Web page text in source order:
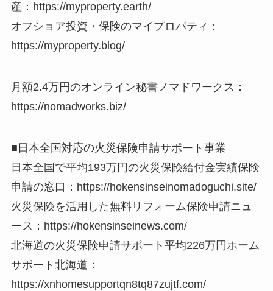
産：https://myproperty.earth/
オフショア投資・保険のマイプロパティ：
https://myproperty.blog/
月額2.4万円のオンライン秘書ノマドワークス：
https://nomadworks.biz/
■日本全国対応の火災保険申請サポート事業
日本全国で平均193万円の火災保険給付金実績保険
申請の窓口：https://hokensinseinomadoguchi.site/
火災保険を活用した無料リフォーム保険申請ニュ
ース：https://hokensinseinews.com/
北海道の火災保険申請サポート平均226万円ホーム
サポート北海道：
https://xnhomesupportqn8tq87zujtf.com/